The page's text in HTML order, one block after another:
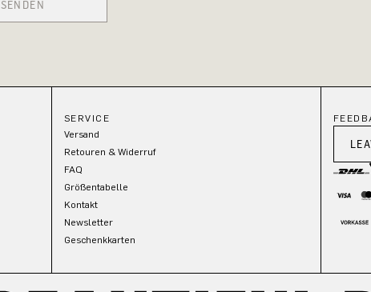
SERVICE
Versand
Retouren & Widerruf
FAQ
Größentabelle
Kontakt
Newsletter
Geschenkkarten